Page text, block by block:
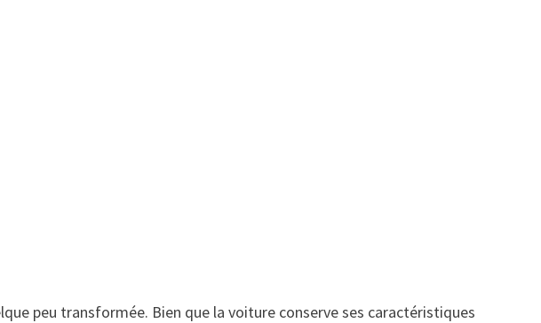
peu transformée. Bien que la voiture conserve ses caractéristiques